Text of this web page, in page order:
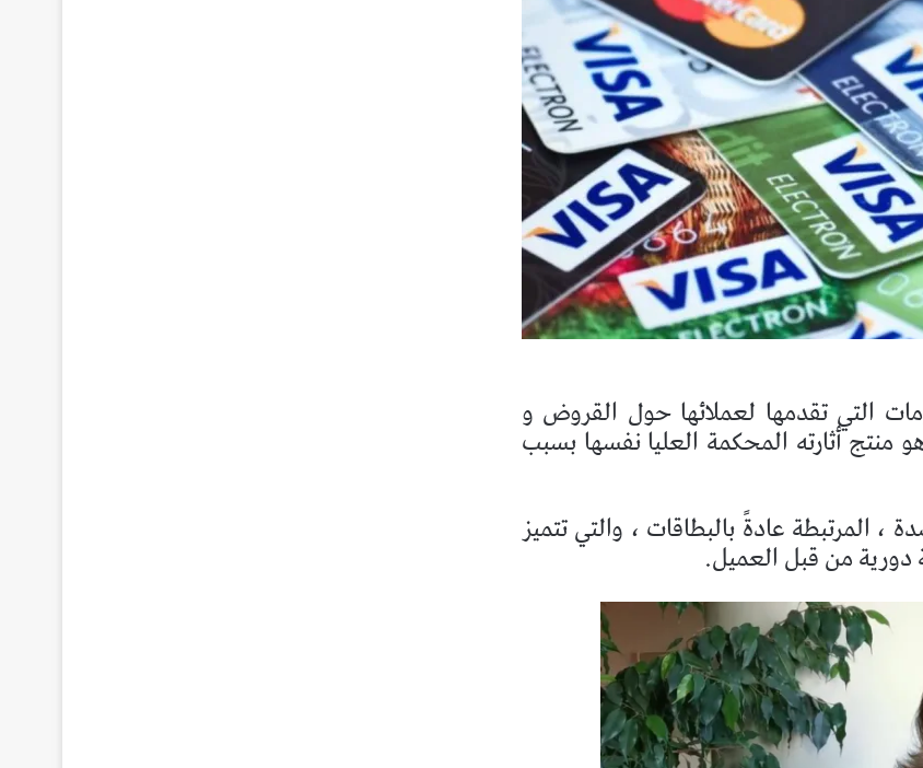
التي تقدمها لعملائها حول القروض و
منتج أثارته المحكمة العليا نفسها بسبب
المرتبطة عادةً بالبطاقات ، والتي تتميز
دورية من قبل العميل.